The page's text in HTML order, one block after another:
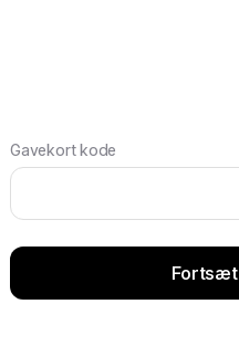
Gavekort kode
Fortsæt